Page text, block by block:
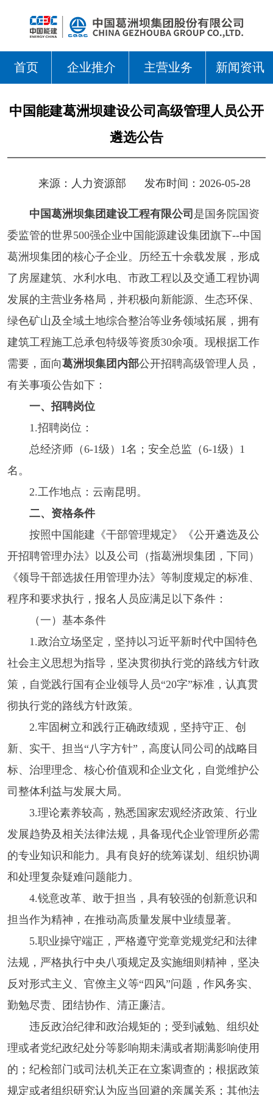
首页 企业推介 主营业务 新闻资讯
中国能建葛洲坝建设公司高级管理人员公开
遴选公告
来源： 人力资源部 发布时间：2026-05-28
中国葛洲坝集团建设工程有限公司 是国务院国资
委监管的世界500强企业中国能源建设集团旗下--中国
葛洲坝集团的核心子企业。历经五十余载发展，形成
了房屋建筑、水利水电、市政工程以及交通工程协调
发展的主营业务格局，并积极向新能源、生态环保、
绿色矿山及全域土地综合整治等业务领域拓展，拥有
建筑工程施工总承包特级等资质30余项。现根据工作
需要，面向葛洲坝集团内部公开招聘高级管理人员，
有关事项公告如下：
一、招聘岗位
1.招聘岗位：
总经济师（6-1级）1名；安全总监（6-1级）1
名。
2.工作地点：云南昆明。
二、资格条件
按照中国能建《干部管理规定》《公开遴选及公
开招聘管理办法》以及公司（指葛洲坝集团，下同）
《领导干部选拔任用管理办法》等制度规定的标准、
程序和要求执行，报名人员应满足以下条件：
（一）基本条件
1.政治立场坚定，坚持以习近平新时代中国特色
社会主义思想为指导，坚决贯彻执行党的路线方针政
策，自觉践行国有企业领导人员“20字”标准，认真贯
彻执行党的路线方针政策。
2.牢固树立和践行正确政绩观，坚持守正、创
新、实干、担当“八字方针”，高度认同公司的战略目
标、治理理念、核心价值观和企业文化，自觉维护公
司整体利益与发展大局。
3.理论素养较高，熟悉国家宏观经济政策、行业
发展趋势及相关法律法规，具备现代企业管理所必需
的专业知识和能力。具有良好的统筹谋划、组织协调
和处理复杂疑难问题能力。
4.锐意改革、敢于担当，具有较强的创新意识和
担当作为精神，在推动高质量发展中业绩显著。
5.职业操守端正，严格遵守党章党规党纪和法律
法规，严格执行中央八项规定及实施细则精神，坚决
反对形式主义、官僚主义等“四风”问题，作风务实、
勤勉尽责、团结协作、清正廉洁。
违反政治纪律和政治规矩的；受到诫勉、组织处
理或者党纪政纪处分等影响期未满或者期满影响使用
的；纪检部门或司法机关正在立案调查的；根据政策
规定或者组织研究认为应当回避的亲属关系；其他法